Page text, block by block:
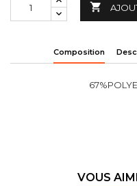

Composition
VOUS